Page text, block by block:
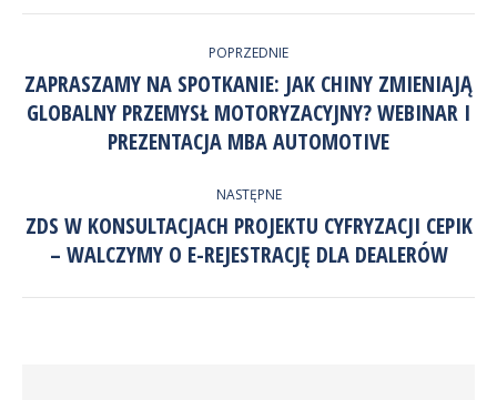
przez
Twitter
WPISÓW
POPRZEDNIE
Poprzedni
wpis:
ZAPRASZAMY NA SPOTKANIE: JAK CHINY ZMIENIAJĄ
GLOBALNY PRZEMYSŁ MOTORYZACYJNY? WEBINAR I
PREZENTACJA MBA AUTOMOTIVE
NASTĘPNE
Następny
wpis:
ZDS W KONSULTACJACH PROJEKTU CYFRYZACJI CEPIK
– WALCZYMY O E-REJESTRACJĘ DLA DEALERÓW